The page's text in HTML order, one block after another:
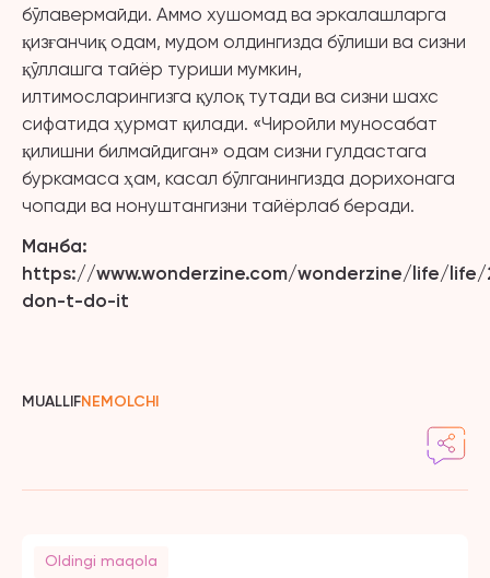
бўлавермайди. Аммо хушомад ва эркалашларга
қизғанчиқ одам, мудом олдингизда бўлиши ва сизни
қўллашга тайёр туриши мумкин,
илтимосларингизга қулоқ тутади ва сизни шахс
сифатида ҳурмат қилади. «Чиройли муносабат
қилишни билмайдиган» одам сизни гулдастага
буркамаса ҳам, касал бўлганингизда дорихонага
чопади ва нонуштангизни тайёрлаб беради.
Манба:
https://www.wonderzine.com/wonderzine/life/life/
don-t-do-it
MUALLIFNEMOLCHI
Oldingi maqola